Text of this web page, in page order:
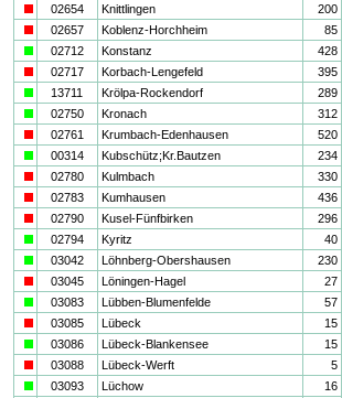
02654 Knittlingen 200
02657 Koblenz-Horchheim 85
02712 Konstanz 428
02717 Korbach-Lengefeld 395
13711 Krölpa-Rockendorf 289
02750 Kronach 312
02761 Krumbach-Edenhausen 520
00314 Kubschütz;Kr.Bautzen 234
02780 Kulmbach 330
02783 Kumhausen 436
02790 Kusel-Fünfbirken 296
02794 Kyritz 40
03042 Löhnberg-Obershausen 230
03045 Löningen-Hagel 27
03083 Lübben-Blumenfelde 57
03085 Lübeck 15
03086 Lübeck-Blankensee 15
03088 Lübeck-Werft 5
03093 Lüchow 16